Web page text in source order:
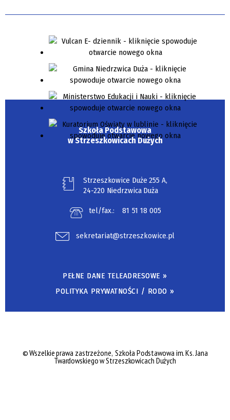
Szkoła Podstawowa
w Strzeszkowicach Dużych
Strzeszkowice Duże 255 A,
24-220 Niedrzwica Duża
tel/fax.: 81 51 18 005
sekretariat@strzeszkowice.pl
PEŁNE DANE TELEADRESOWE »
POLITYKA PRYWATNOŚCI / RODO »
©Wszelkie prawa zastrzeżone, Szkoła Podstawowa im. Ks. Jana
Twardowskiego w Strzeszkowicach Dużych